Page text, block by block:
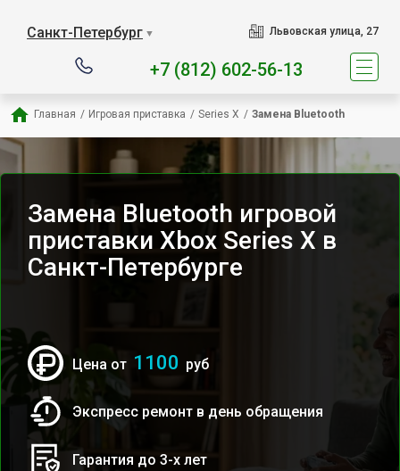
Санкт-Петербург ▼ Львовская улица, 27
+7 (812) 602-56-13
Главная / Игровая приставка / Series X / Замена Bluetooth
Замена Bluetooth игровой
приставки Xbox Series X в
Санкт-Петербурге
Цена от 1100 руб
Экспресс ремонт в день обращения
Гарантия до 3-х лет